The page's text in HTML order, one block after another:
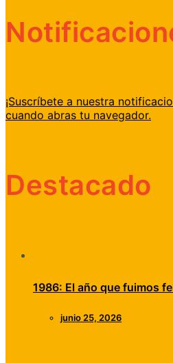
¡Suscríbete a nuestra
cuando abras tu navegador.
Destacado
1986: El año que fuimos
junio 25, 2026